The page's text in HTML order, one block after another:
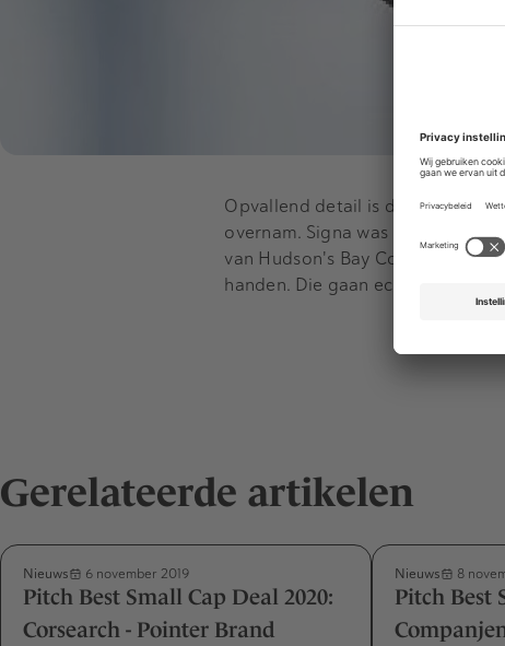
Opvallend detail is dat het
overnam. Signa was al de
van Hudson's Bay Company,
handen. Die gaan echter voor het
Gerelateerde artikelen
Nieuws 6 november 2019
Pitch Best Small Cap Deal 2020:
Corsearch - Pointer Brand
Nieuws 8
Pitch Best